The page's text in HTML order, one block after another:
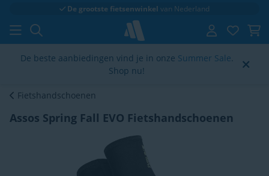
Klantenbeoordeling4.6/5
De beste aanbiedingen vind je in onze Summer Sale.
Shop nu!
Fietshandschoenen
Assos Spring Fall EVO Fietshandschoenen